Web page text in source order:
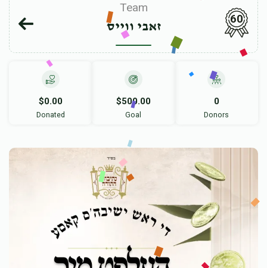
Team
זאבי ווייס
60
$0.00
Donated
$500.00
Goal
0
Donors